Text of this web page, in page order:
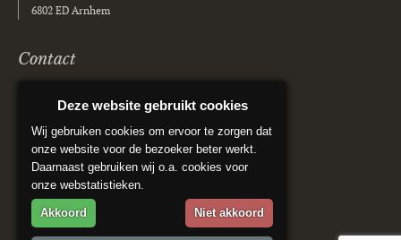
6802 ED Arnhem
Contact
info@vanasseltmakelaars.nl
Social media
Deze website gebruikt cookies
Wij gebruiken cookies om ervoor te zorgen dat
onze website voor de bezoeker beter werkt.
Daarnaast gebruiken wij o.a. cookies voor
onze webstatistieken.
Akkoord Niet akkoord